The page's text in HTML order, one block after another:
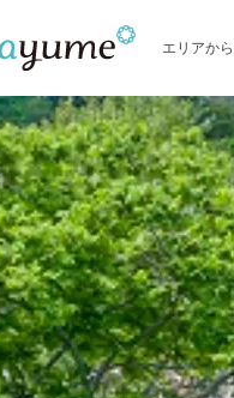
エリアか